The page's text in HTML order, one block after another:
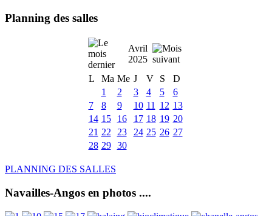
Planning des salles
Avril
2025
L
Ma Me J V S
D
1
2 3 4 5
6
7
8 9 10 11 12 13
14 15 16 17 18 19 20
21 22 23 24 25 26 27
28 29 30
PLANNING DES SALLES
Navailles-Angos en photos ....